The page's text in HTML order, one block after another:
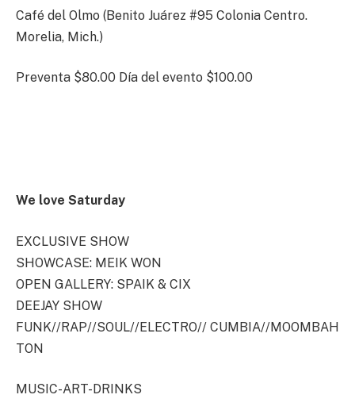
Café del Olmo (Benito Juárez #95 Colonia Centro.
Morelia, Mich.)
Preventa $80.00 Día del evento $100.00
We love Saturday
EXCLUSIVE SHOW
SHOWCASE: MEIK WON
OPEN GALLERY: SPAIK & CIX
DEEJAY SHOW
FUNK//RAP//SOUL//ELECTRO// CUMBIA//MOOMBAH
TON
MUSIC-ART-DRINKS